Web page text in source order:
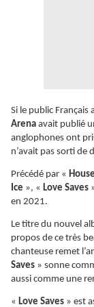
Si le public
Arena avait publié
anglophones ont
n’avait pas sorti de
Précédé par « House
Ice », « Love Saves
en 2021.
Le titre du nouvel
propos de ce très
chanteuse remet
Saves » sonne
aussi comme une
« Love Saves » est